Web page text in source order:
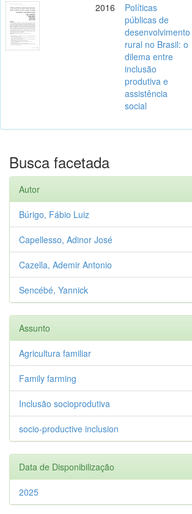
2016
Políticas
públicas de
desenvolvimento
rural no Brasil: o
dilema entre
inclusão
produtiva e
assistência
social
Busca facetada
Autor
Búrigo, Fábio Luiz
Capellesso, Adinor José
Cazella, Ademir Antonio
Sencébé, Yannick
Assunto
Agricultura familiar
Family farming
Inclusão socioprodutiva
socio-productive inclusion
Data de Disponibilização
2025